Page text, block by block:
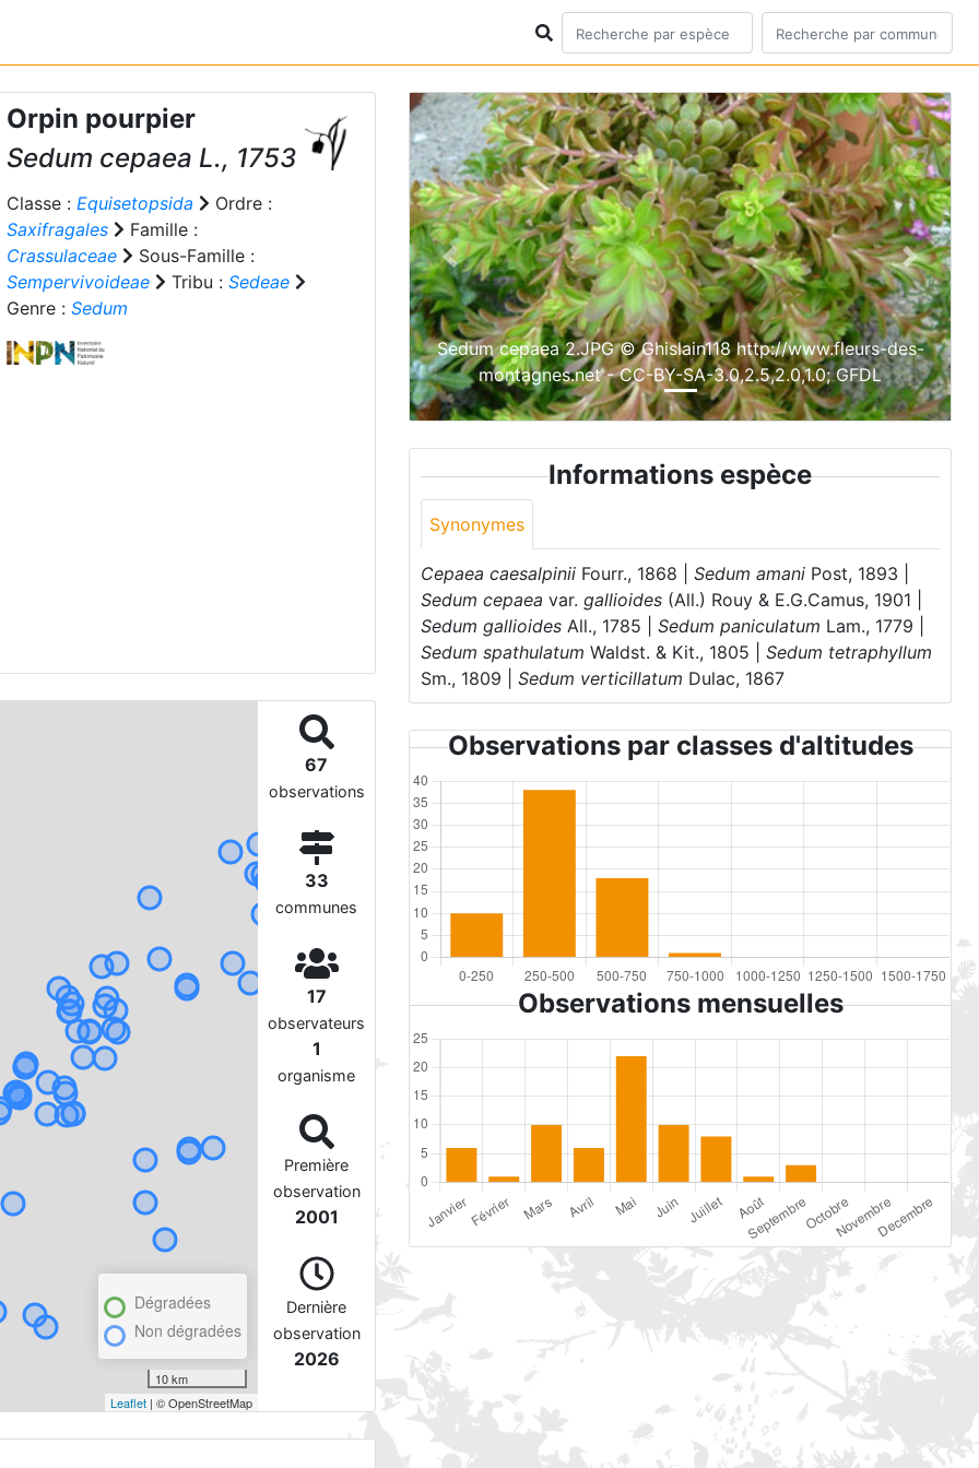
Orpin pourpier
Sedum cepaea L., 1753
Classe : Equisetopsida
Ordre :
Saxifragales
Famille :
Crassulaceae
Sous-Famille :
Sempervivoideae
Tribu : Sedeae
Genre : Sedum
Dégradées
Non dégradées
10 km
Leaflet| © OpenStreetMap
67
observations
33
communes
17
observateurs
1
organisme
Première
observation
2001
Dernière
observation
2026
Sedum cepaea 2.JPG © Ghislain118 http://www.fleurs-des-
montagnes.net - CC-BY-SA-3.0,2.5,2.0,1.0; GFDL
Previous Next
Informations espèce
Synonymes
Cepaea caesalpinii Fourr., 1868 |Sedum amani Post, 1893 |
Sedum cepaeavar. gallioides (All.) Rouy & E.G.Camus, 1901 |
Sedum gallioides All., 1785 |Sedum paniculatum Lam., 1779 |
Sedum spathulatum Waldst. & Kit., 1805 |Sedum tetraphyllum
Sm., 1809 |Sedum verticillatum Dulac, 1867
Observations par classes d'altitudes
Observations mensuelles